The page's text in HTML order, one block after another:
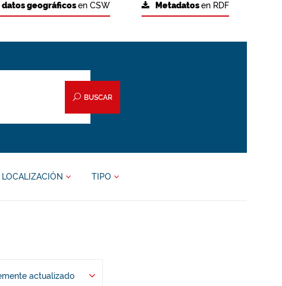
Metadatosen RDF
datos geográficosen CSW
BUSCAR
LOCALIZACIÓN TIPO
actualizado